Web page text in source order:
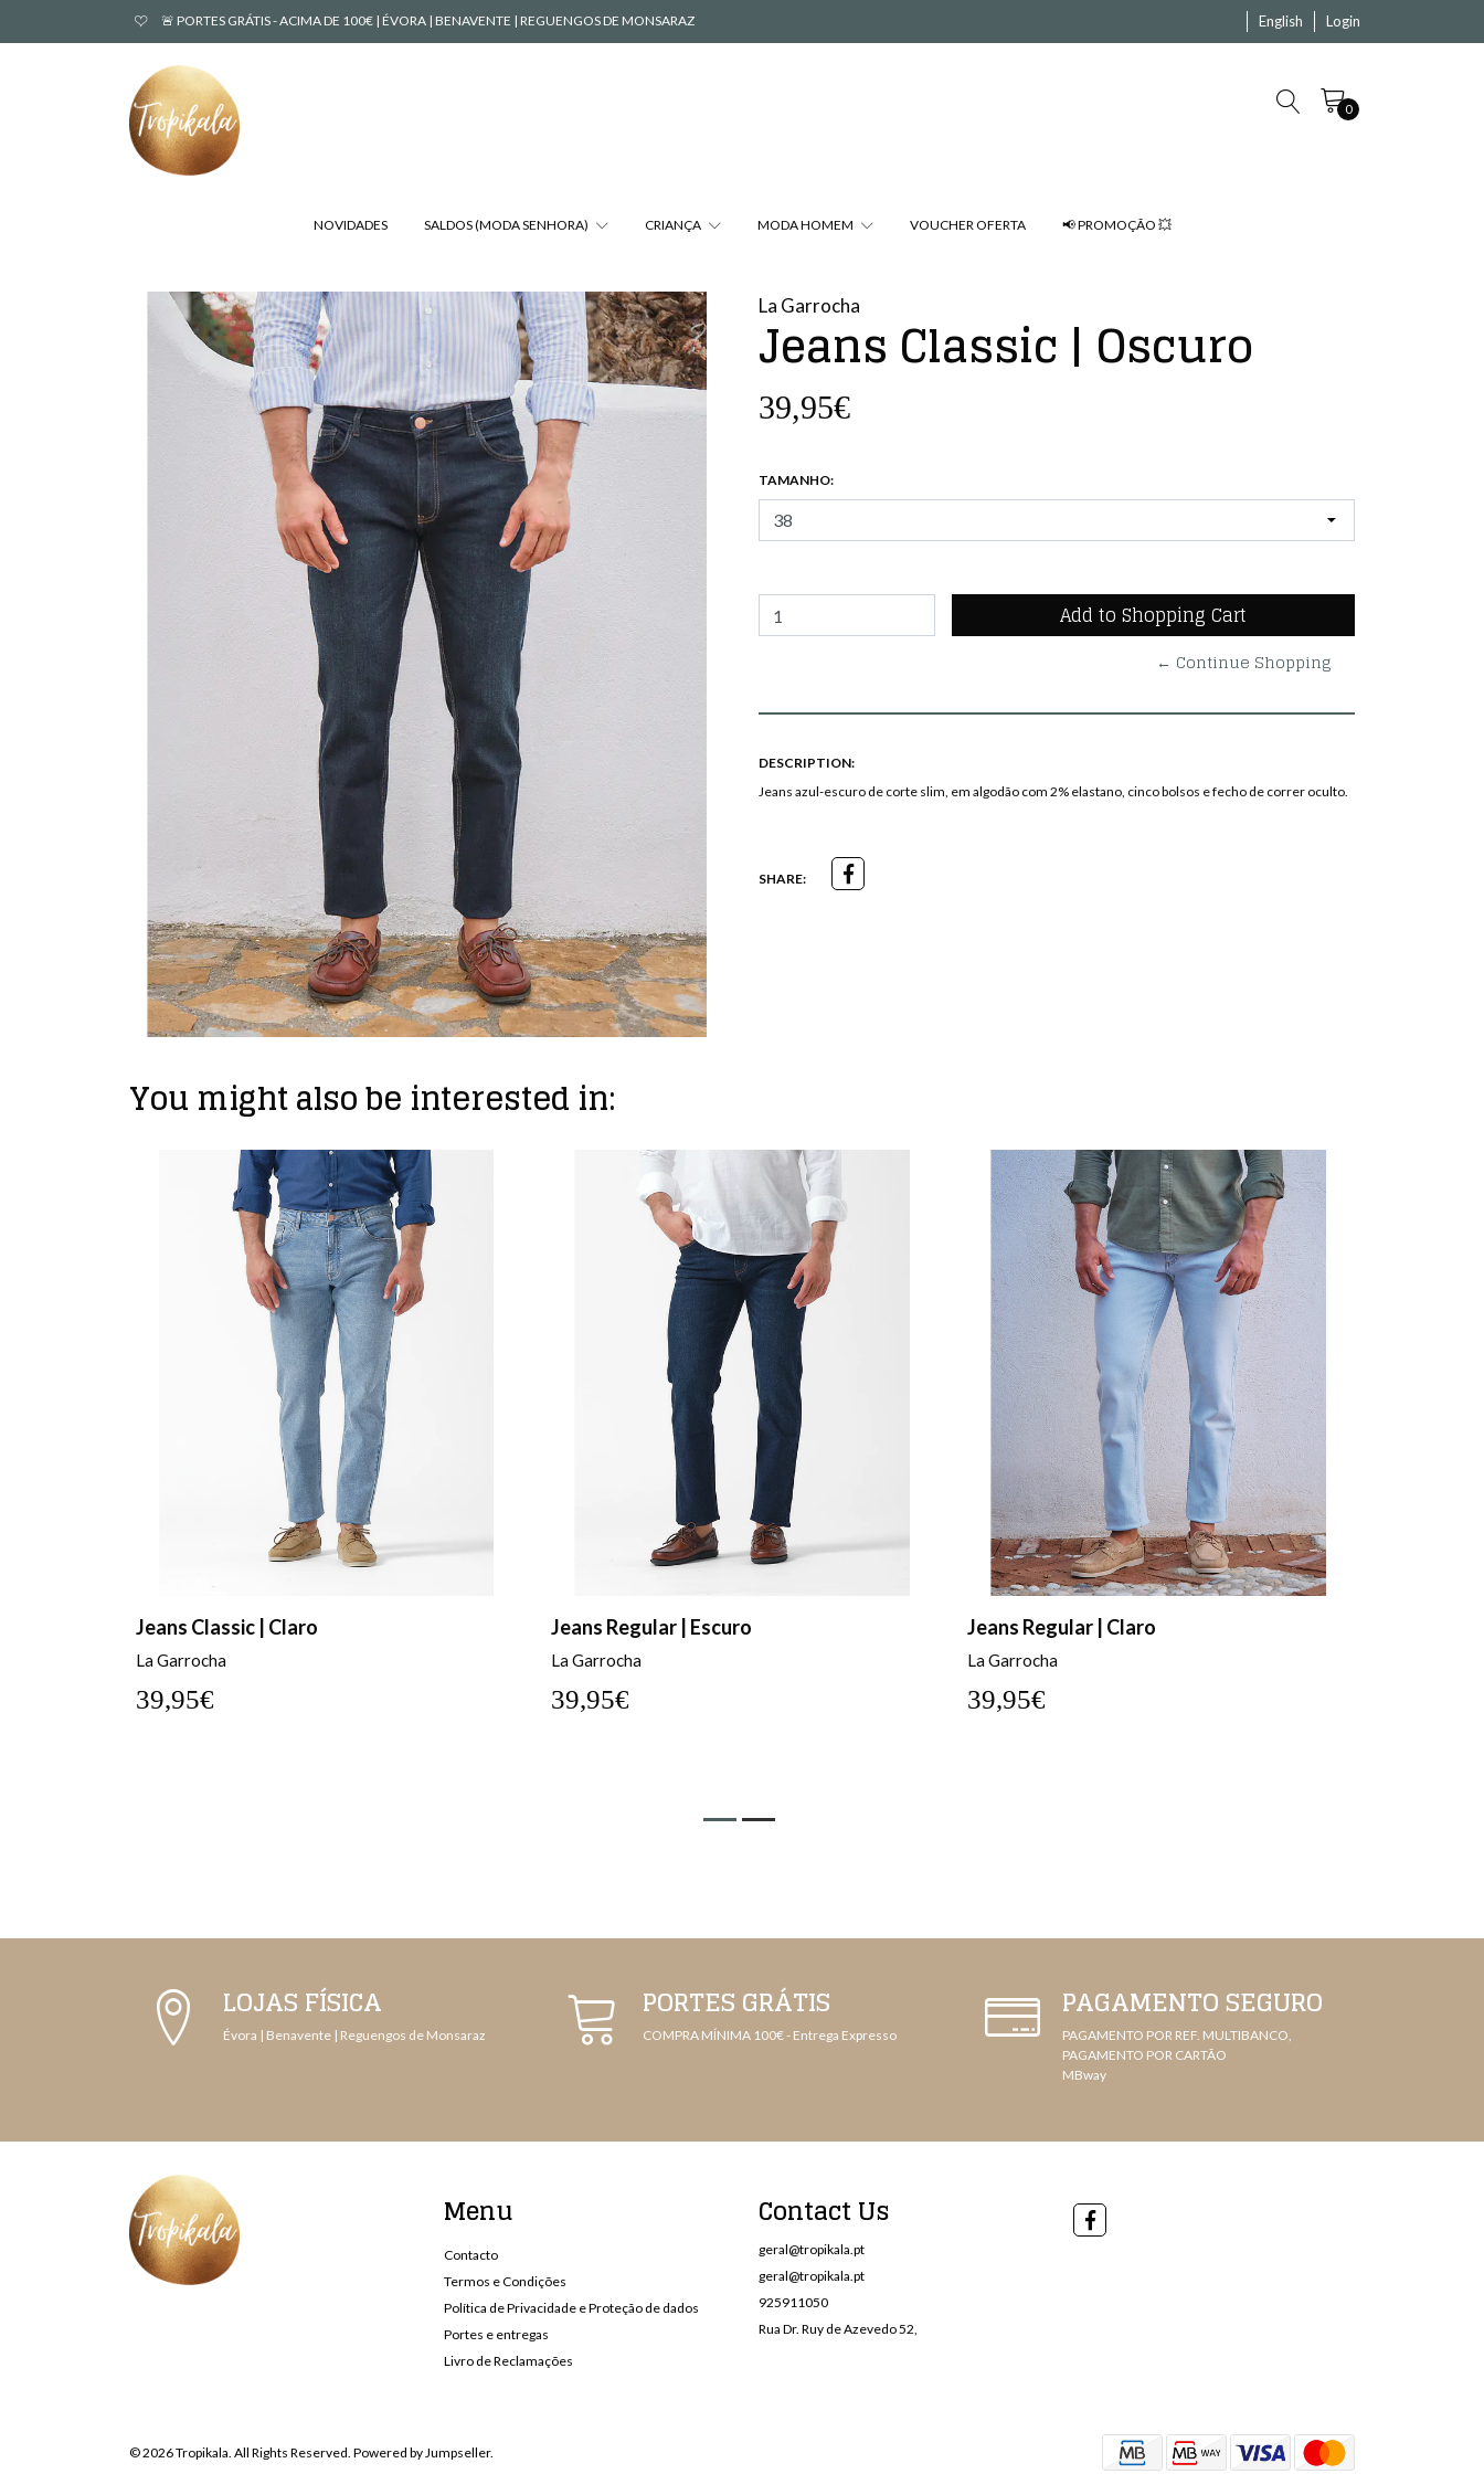
🚨 PORTES GRÁTIS - ACIMA DE 100€ | ÉVORA | BENAVENTE | REGUENGOS DE MONSARAZ English Login
0
NOVIDADES SALDOS (MODA SENHORA) CRIANÇA MODA HOMEM VOUCHER OFERTA 📢 PROMOÇÃO 💥
La Garrocha
Jeans Classic | Oscuro
39,95€
TAMANHO:
← Continue Shopping
DESCRIPTION:
Jeans azul-escuro de corte slim, em algodão com 2% elastano, cinco bolsos e fecho de correr oculto.
SHARE:
You might also be interested in:
Jeans Regular | Escuro
La Garrocha
39,95€
Jeans Regular | Claro
La Garrocha
39,95€
Jeans Regular | Azul
La Garrocha
39,95€
LOJAS FÍSICA
Évora | Benavente | Reguengos de Monsaraz
PORTES GRÁTIS
COMPRA MÍNIMA 100€ - Entrega Expresso
PAGAMENTO SEGURO
PAGAMENTO POR REF. MULTIBANCO,
PAGAMENTO POR CARTÃO
MBway
Menu
Contacto
Termos e Condições
Política de Privacidade e Proteção de dados
Portes e entregas
Livro de Reclamações
Contact Us
geral@tropikala.pt
geral@tropikala.pt
925911050
Rua Dr. Ruy de Azevedo 52,
© 2026 Tropikala. All Rights Reserved. Powered by Jumpseller.